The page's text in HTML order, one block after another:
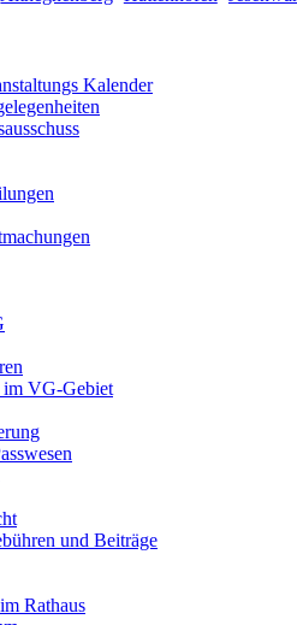
Kalender
im VG-Gebiet
und Beiträge
Rathaus